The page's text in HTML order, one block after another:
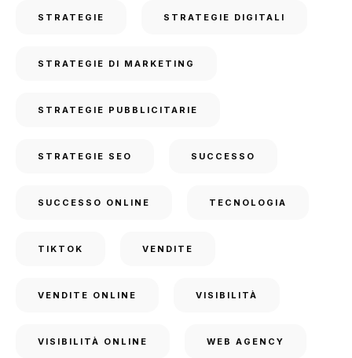
STRATEGIE STRATEGIE DIGITALI
STRATEGIE DI MARKETING
STRATEGIE PUBBLICITARIE
STRATEGIE SEO SUCCESSO
SUCCESSO ONLINE TECNOLOGIA
TIKTOK VENDITE
VENDITE ONLINE VISIBILITÀ
VISIBILITÀ ONLINE WEB AGENCY